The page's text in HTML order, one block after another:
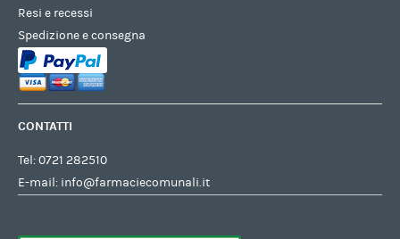
Resi e recessi
Spedizione e consegna
CONTATTI
Tel:0721 282510
E-mail: info@farmaciecomunali.it